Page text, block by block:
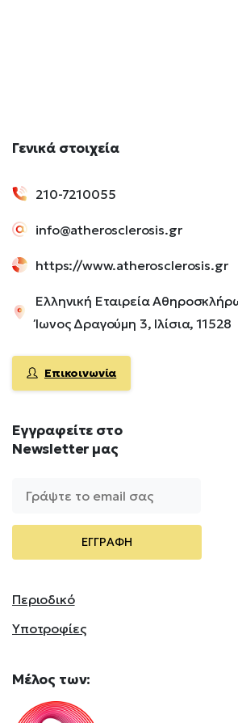
Γενικά στοιχεία
210-7210055
info@atherosclerosis.gr
https://www.atherosclerosis.gr
Ελληνική Εταιρεία
Ίωνος Δραγούμη 3, Ιλίσια, 11528
Επικοινωνία
Εγγραφείτε στο
Newsletter μας
Περιοδικό
Υποτροφίες
Mέλος των: